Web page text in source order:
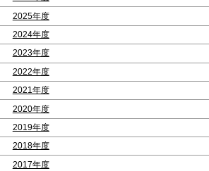
2025年度
2024年度
2023年度
2022年度
2021年度
2020年度
2019年度
2018年度
2017年度